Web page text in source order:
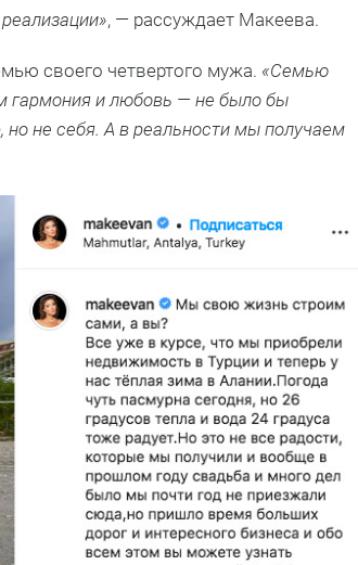
, — рассуждает Макеева.
своего четвертого мужа. «Семью
гармония и любовь — не было бы
не себя. А в реальности мы получаем